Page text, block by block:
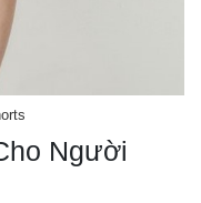
Người